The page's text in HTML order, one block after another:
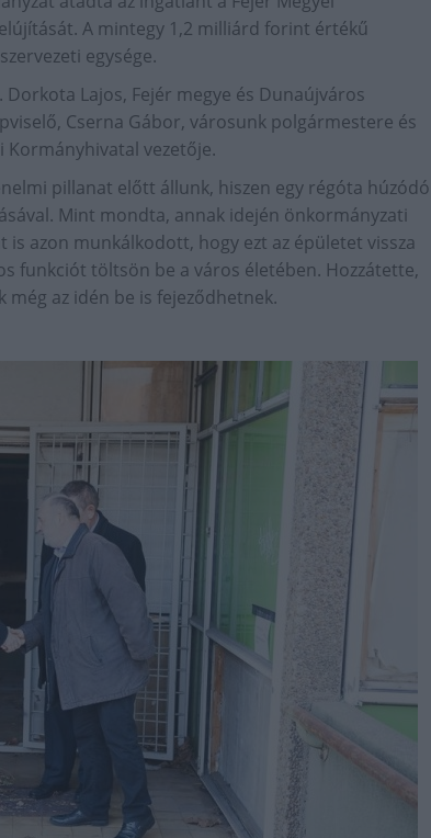
A mintegy 1,2 milliárd forint értékű
egysége.
Lajos, Fejér megye és Dunaújváros
Cserna Gábor, városunk polgármestere és
Kormányhivatal vezetője.
pillanat előtt állunk, hiszen egy régóta húzódó
Mint mondta, annak idején önkormányzati
azon munkálkodott, hogy ezt az épületet vissza
funkciót töltsön be a város életében. Hozzátette,
az idén be is fejeződhetnek.